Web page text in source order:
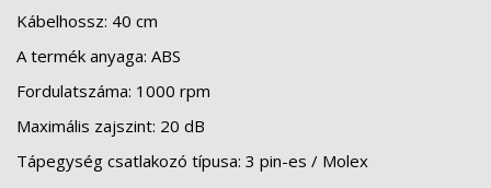
Kábelhossz: 40 cm
A termék anyaga: ABS
Fordulatszáma: 1000 rpm
Maximális zajszint: 20 dB
Tápegység csatlakozó típusa: 3 pin-es / Molex